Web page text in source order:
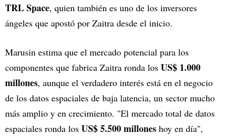
TRL Space, quien también es uno de los inversores
ángeles que apostó por Zaitra desde el inicio.
Marusin estima que el mercado potencial para los
componentes que fabrica Zaitra ronda los US$ 1.000
millones, aunque el verdadero interés está en el negocio
de los datos espaciales de baja latencia, un sector mucho
más amplio y en crecimiento. "El mercado total de datos
espaciales ronda los US$ 5.500 millones hoy en día",